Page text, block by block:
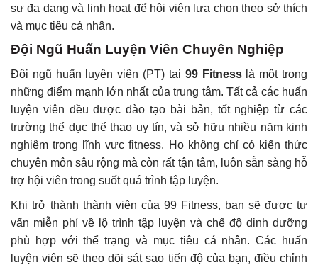
sự đa dạng và linh hoạt để hội viên lựa chọn theo sở thích
và mục tiêu cá nhân.
Đội Ngũ Huấn Luyện Viên Chuyên Nghiệp
Đội ngũ huấn luyện viên (PT) tại 99 Fitnesslà một trong
những điểm mạnh lớn nhất của trung tâm. Tất cả các huấn
luyện viên đều được đào tạo bài bản, tốt nghiệp từ các
trường thể dục thể thao uy tín, và sở hữu nhiều năm kinh
nghiệm trong lĩnh vực fitness. Họ không chỉ có kiến thức
chuyên môn sâu rộng mà còn rất tận tâm, luôn sẵn sàng hỗ
trợ hội viên trong suốt quá trình tập luyện.
Khi trở thành thành viên của 99 Fitness, bạn sẽ được tư
vấn miễn phí về lộ trình tập luyện và chế độ dinh dưỡng
phù hợp với thể trạng và mục tiêu cá nhân. Các huấn
luyện viên sẽ theo dõi sát sao tiến độ của bạn, điều chỉnh